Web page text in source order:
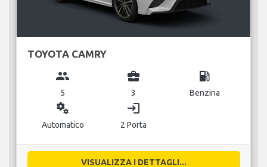
TOYOTA CAMRY
group
5
business_center
3
local_gas_station
Benzina
miscellaneous_services
Automatico
login
2 Porta
VISUALIZZA I DETTAGLI...